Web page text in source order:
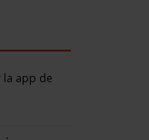
la app de